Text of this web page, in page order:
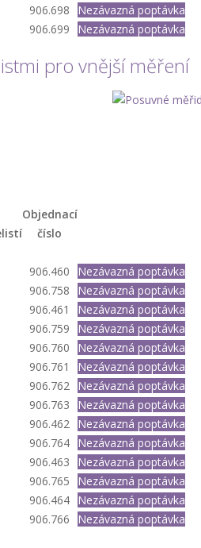
906.698
Nezávazná poptávka
906.699 Nezávazná poptávka
pro vnější měření
Objednací
číslo
906.460
Nezávazná poptávka
906.758
Nezávazná poptávka
906.461
Nezávazná poptávka
906.759
Nezávazná poptávka
906.760
Nezávazná poptávka
906.761
Nezávazná poptávka
906.762 Nezávazná poptávka
906.763
Nezávazná poptávka
906.462 Nezávazná poptávka
906.764 Nezávazná poptávka
906.463
Nezávazná poptávka
906.765
Nezávazná poptávka
906.464 Nezávazná poptávka
906.766 Nezávazná poptávka